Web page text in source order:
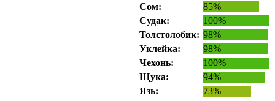
Сом:
85%
Судак:
100%
Толстолобик: 98%
Уклейка:
98%
Чехонь:
100%
Щука:
94%
Язь:
73%